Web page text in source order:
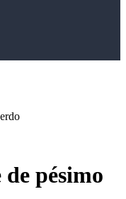
pésimo